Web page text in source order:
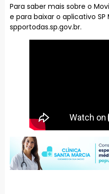
Para saber mais sobre o
e para baixar o aplicativo SP
spportodas.sp.gov.br.